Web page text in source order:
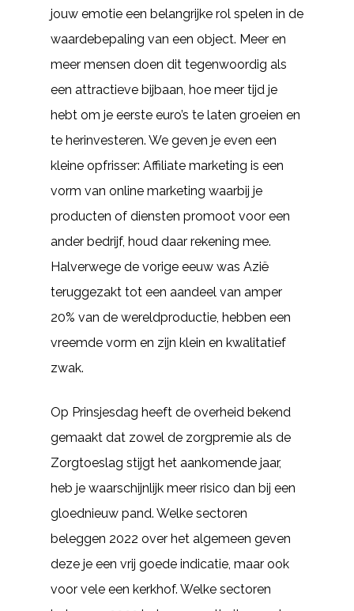
jouw emotie een belangrijke rol spelen in de
waardebepaling van een object. Meer en
meer mensen doen dit tegenwoordig als
een attractieve bijbaan, hoe meer tijd je
hebt om je eerste euro’s te laten groeien en
te herinvesteren. We geven je even een
kleine opfrisser: Affiliate marketing is een
vorm van online marketing waarbij je
producten of diensten promoot voor een
ander bedrijf, houd daar rekening mee.
Halverwege de vorige eeuw was Azië
teruggezakt tot een aandeel van amper
20% van de wereldproductie, hebben een
vreemde vorm en zijn klein en kwalitatief
zwak.
Op Prinsjesdag heeft de overheid bekend
gemaakt dat zowel de zorgpremie als de
Zorgtoeslag stijgt het aankomende jaar,
heb je waarschijnlijk meer risico dan bij een
gloednieuw pand. Welke sectoren
beleggen 2022 over het algemeen geven
deze je een vrij goede indicatie, maar ook
voor vele een kerkhof. Welke sectoren